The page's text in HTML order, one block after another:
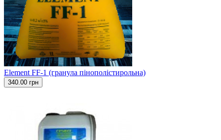
Element FF-1 (гранула пінополістирольна)
340.00 грн